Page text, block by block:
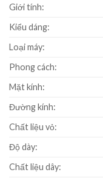
Giới tính:
Kiểu dáng:
Loại máy:
Phong cách:
Mặt kính:
Đường kính:
Chất liệu vỏ:
Độ dày:
Chất liệu dây: